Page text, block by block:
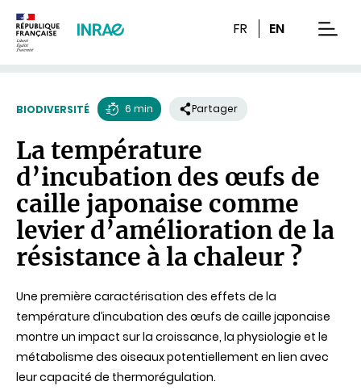
FR EN
BIODIVERSITÉ
de
lecture
6 min Partager
La température
d’incubation des œufs de
caille japonaise comme
levier d’amélioration de la
résistance à la chaleur ?
Une première caractérisation des effets de la
température d’incubation des œufs de caille japonaise
montre un impact sur la croissance, la physiologie et le
métabolisme des oiseaux potentiellement en lien avec
leur capacité de thermorégulation.